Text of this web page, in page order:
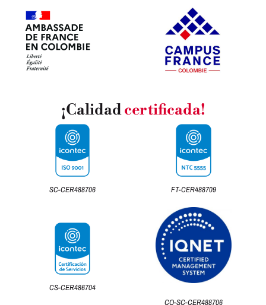
¡Calidadcertificada!
SC-CER488706 FT-CER488709
CS-CER486704
CO-SC-CER488706